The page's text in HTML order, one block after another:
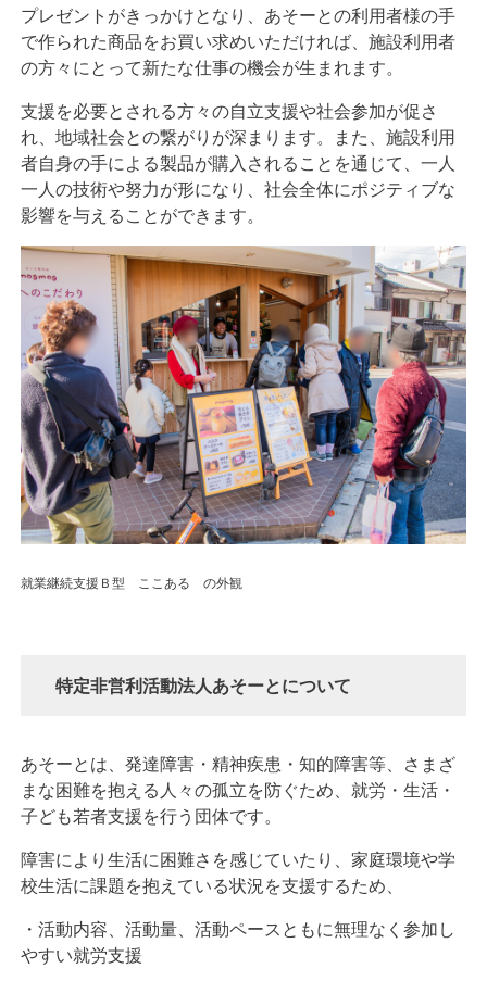
プレゼントがきっかけとなり、あそーとの利用者様の手
で作られた商品をお買い求めいただければ、施設利用者
の方々にとって新たな仕事の機会が生まれます。
支援を必要とされる方々の自立支援や社会参加が促さ
れ、地域社会との繋がりが深まります。また、施設利用
者自身の手による製品が購入されることを通じて、一人
一人の技術や努力が形になり、社会全体にポジティブな
影響を与えることができます。
就業継続支援Ｂ型 ここある の外観
特定非営利活動法人あそーとについて
あそーとは、発達障害・精神疾患・知的障害等、さまざ
まな困難を抱える人々の孤立を防ぐため、就労・生活・
子ども若者支援を行う団体です。
障害により生活に困難さを感じていたり、家庭環境や学
校生活に課題を抱えている状況を支援するため、
・活動内容、活動量、活動ペースともに無理なく参加し
やすい就労支援